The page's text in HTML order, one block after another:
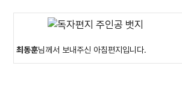
최동훈님께서 보내주신 아침편지입니다.